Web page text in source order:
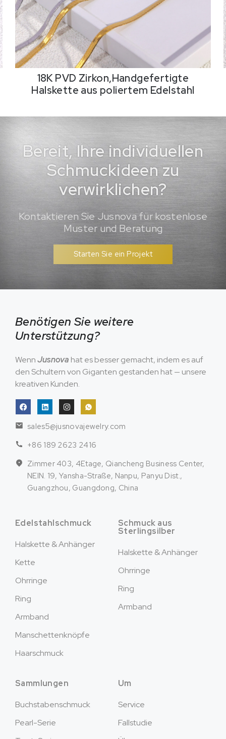
18K PVD Zirkon,Handgefertigte
Halskette aus poliertem Edelstahl
Bereit, Ihre individuellen
Schmuckideen zu
verwirklichen?
Kontaktieren Sie Jusnova für kostenlose
Muster und Beratung
Starten Sie ein Projekt
Benötigen Sie weitere
Unterstützung?
WennJusnova hat es besser gemacht, indem es auf
den Schultern von Giganten gestanden hat — unsere
kreativen Kunden.
sales5@jusnovajewelry.com
+86 189 2623 2416
Zimmer 403, 4Etage, Qiancheng Business Center,
NEIN. 19, Yansha-Straße, Nanpu, Panyu Dist.,
Guangzhou, Guangdong, China
Edelstahlschmuck
Halskette & Anhänger
Kette
Ohrringe
Ring
Armband
Manschettenknöpfe
Haarschmuck
Schmuck aus
Sterlingsilber
Halskette & Anhänger
Ohrringe
Ring
Armband
Sammlungen
Buchstabenschmuck
Pearl-Serie
Um
Service
Fallstudie